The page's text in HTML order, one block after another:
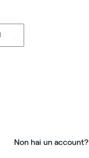
Non hai un account?